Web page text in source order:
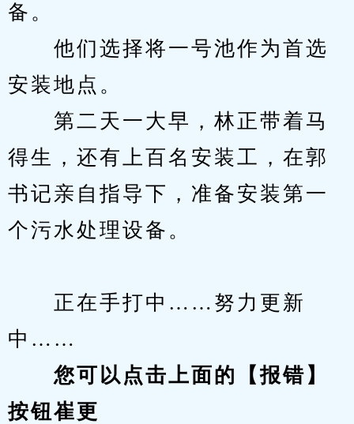
备。
他们选择将一号池作为首选
安装地点。
第二天一大早，林正带着马
得生，还有上百名安装工，在郭
书记亲自指导下，准备安装第一
个污水处理设备。
正在手打中……努力更新
中……
您可以点击上面的【报错】
按钮崔更